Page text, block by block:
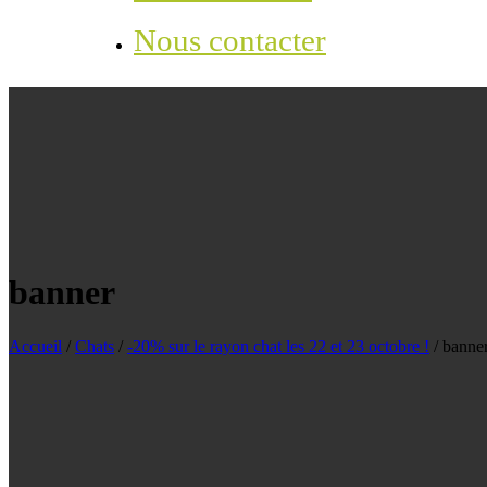
Nous contacter
banner
Accueil / Chats / -20% sur le rayon chat les 22 et 23 octobre ! /